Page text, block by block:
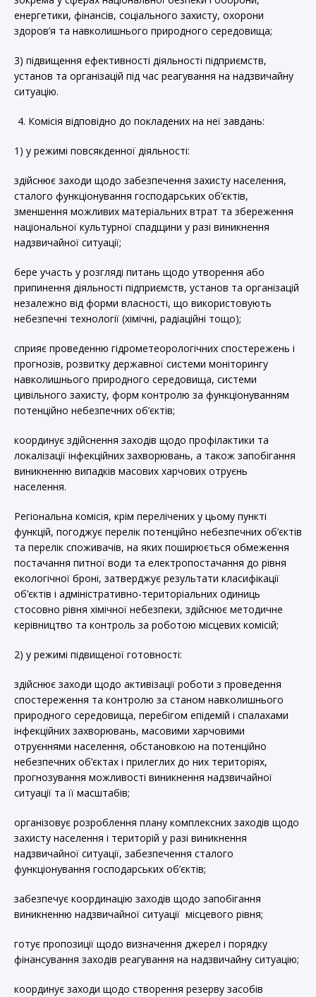
енергетики, фінансів, соціального захисту, охорони
здоров’я та навколишнього природного середовища;
3) підвищення ефективності діяльності підприємств,
установ та організацій під час реагування на надзвичайну
ситуацію.
Комісія відповідно до покладених на неї завдань:
1) у режимі повсякденної діяльності:
здійснює заходи щодо забезпечення захисту населення,
сталого функціонування господарських об’єктів,
зменшення можливих матеріальних втрат та збереження
національної культурної спадщини у разі виникнення
надзвичайної ситуації;
бере участь у розгляді питань щодо утворення або
припинення діяльності підприємств, установ та організацій
незалежно від форми власності, що використовують
небезпечні технології (хімічні, радіаційні тощо);
сприяє проведенню гідрометеорологічних спостережень і
прогнозів, розвитку державної системи моніторингу
навколишнього природного середовища, системи
цивільного захисту, форм контролю за функціонуванням
потенційно небезпечних об’єктів;
координує здійснення заходів щодо профілактики та
локалізації інфекційних захворювань, а також запобігання
виникненню випадків масових харчових отруєнь
населення.
Регіональна комісія, крім перелічених у цьому пункті
функцій, погоджує перелік потенційно небезпечних об’єктів
та перелік споживачів, на яких поширюється обмеження
постачання питної води та електропостачання до рівня
екологічної броні, затверджує результати класифікації
об’єктів і адміністративно-територіальних одиниць
стосовно рівня хімічної небезпеки, здійснює методичне
керівництво та контроль за роботою місцевих комісій;
2) у режимі підвищеної готовності:
здійснює заходи щодо активізації роботи з проведення
спостереження та контролю за станом навколишнього
природного середовища, перебігом епідемій і спалахами
інфекційних захворювань, масовими харчовими
отруєннями населення, обстановкою на потенційно
небезпечних об’єктах і прилеглих до них територіях,
прогнозування можливості виникнення надзвичайної
ситуації та її масштабів;
організовує розроблення плану комплексних заходів щодо
захисту населення і територій у разі виникнення
надзвичайної ситуації, забезпечення сталого
функціонування господарських об’єктів;
забезпечує координацію заходів щодо запобігання
виникненню надзвичайної ситуації місцевого рівня;
готує пропозиції щодо визначення джерел і порядку
фінансування заходів реагування на надзвичайну ситуацію;
координує заходи щодо створення резерву засобів